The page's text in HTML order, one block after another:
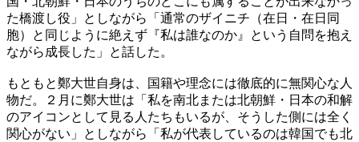
た橋渡し役」としながら「通常のザイニチ（在日・在日同
胞）と同じように絶えず『私は誰なのか』という自問を抱え
ながら成長した」と話した。
もともと鄭大世自身は、国籍や理念には徹底的に無関心な人
物だ。２月に鄭大世は「私を南北または北朝鮮・日本の和解
のアイコンとして見る人たちもいるが、そうした側には全く
関心がない」としながら「私が代表しているのは韓国でも北